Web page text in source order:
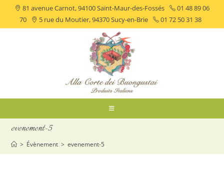
81 avenue Carnot, 94100 Saint-Maur-des-Fossés
01 48 89 06
70
5 rue du Moutier, 94370 Sucy-en-Brie 01 72 50 31 38
evenement-5
> Évènement > evenement-5